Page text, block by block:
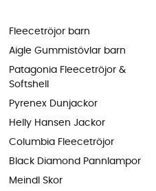
Fleecetröjor barn
Aigle Gummistövlar barn
Patagonia Fleecetröjor &
Softshell
Pyrenex Dunjackor
Helly Hansen Jackor
Columbia Fleecetröjor
Black Diamond Pannlampor
Meindl Skor